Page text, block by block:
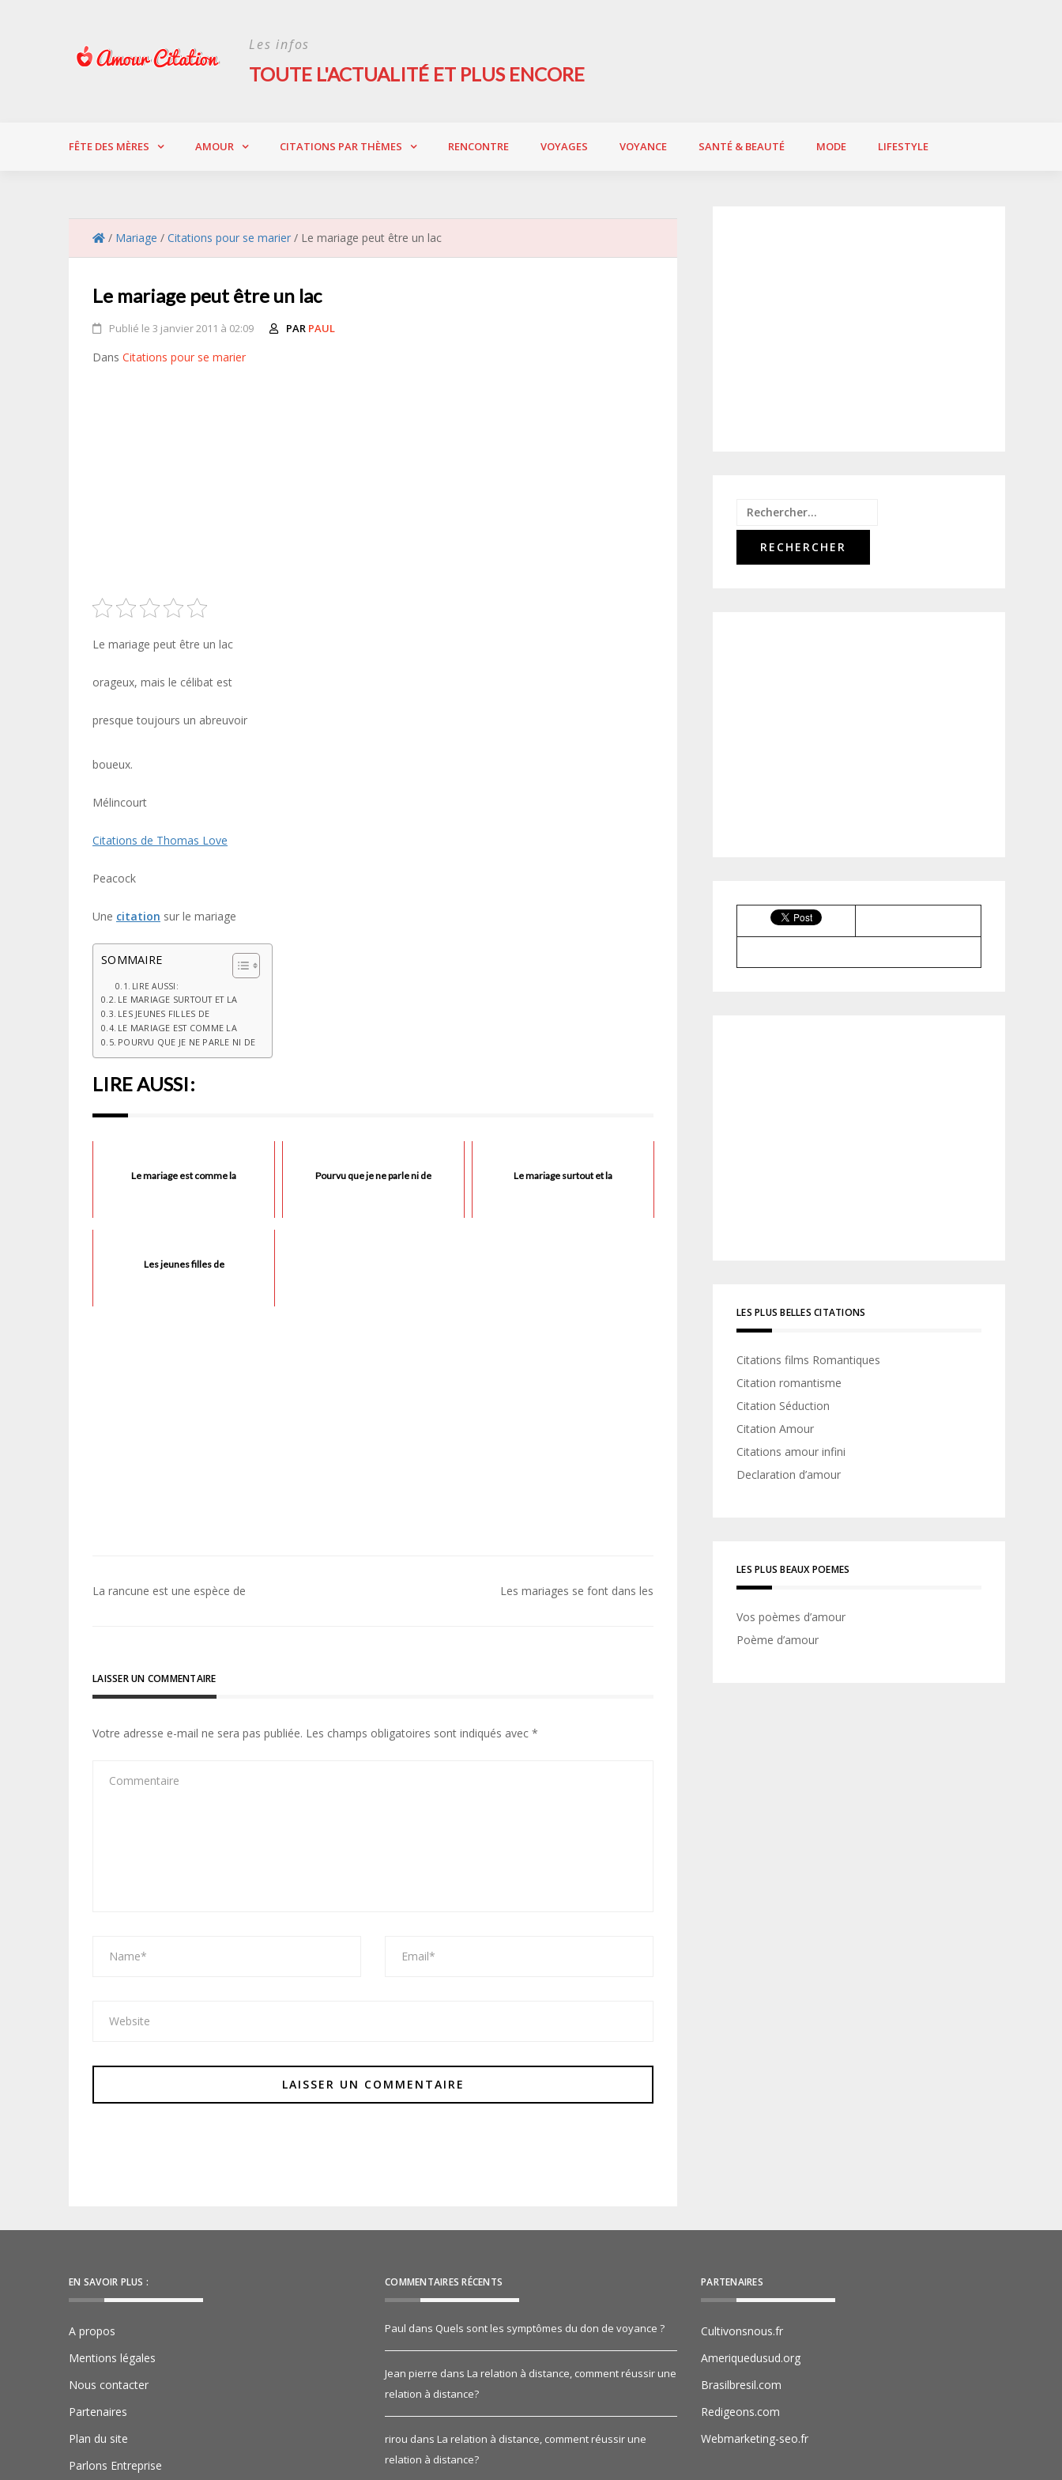
Les infos
TOUTE L'ACTUALITÉ ET PLUS ENCORE
FÊTE DES MÈRES AMOUR CITATIONS PAR THÈMES RENCONTRE VOYAGES VOYANCE SANTÉ & BEAUTÉ MODE LIFESTYLE
/ Mariage / Citations pour se marier / Le mariage peut être un lac
Le mariage peut être un lac
Publié le 3 janvier 2011 à 02:09 PAR PAUL
Dans Citations pour se marier
Le mariage peut être un lac
orageux, mais le célibat est
presque toujours un abreuvoir
boueux.
Mélincourt
Citations de Thomas Love
Peacock
Une citation sur le mariage
SOMMAIRE
LIRE AUSSI:
LE MARIAGE SURTOUT ET LA
LES JEUNES FILLES DE
LE MARIAGE EST COMME LA
POURVU QUE JE NE PARLE NI DE
LIRE AUSSI:
Le mariage est comme la Pourvu que je ne parle ni de Le mariage surtout et la
Les jeunes filles de
Navigation
La rancune est une espèce de Les mariages se font dans les
LAISSER UN COMMENTAIRE
Votre adresse e-mail ne sera pas publiée. Les champs obligatoires sont indiqués avec *
Rechercher :
LES PLUS BELLES CITATIONS
Citations films Romantiques
Citation romantisme
Citation Séduction
Citation Amour
Citations amour infini
Declaration d’amour
LES PLUS BEAUX POEMES
Vos poèmes d’amour
Poème d’amour
EN SAVOIR PLUS :
A propos
Mentions légales
Nous contacter
Partenaires
Plan du site
Parlons Entreprise
COMMENTAIRES RÉCENTS
Paul dans Quels sont les symptômes du don de voyance ?
Jean pierre dans La relation à distance, comment réussir une
relation à distance?
rirou dans La relation à distance, comment réussir une
relation à distance?
PARTENAIRES
Cultivonsnous.fr
Ameriquedusud.org
Brasilbresil.com
Redigeons.com
Webmarketing-seo.fr